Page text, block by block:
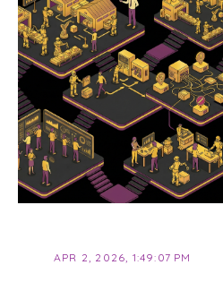
APR 2, 2026, 1:49:07 PM